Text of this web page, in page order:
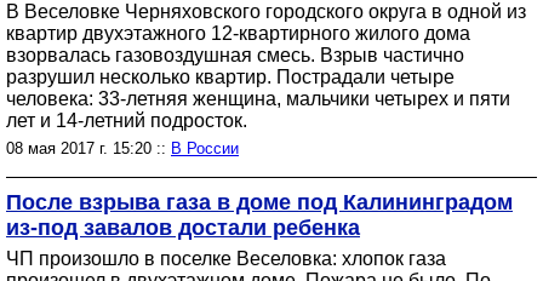
В Веселовке Черняховского городского округа в одной из
квартир двухэтажного 12-квартирного жилого дома
взорвалась газовоздушная смесь. Взрыв частично
разрушил несколько квартир. Пострадали четыре
человека: 33-летняя женщина, мальчики четырех и пяти
лет и 14-летний подросток.
08 мая 2017 г. 15:20 :: В России
После взрыва газа в доме под Калининградом
из-под завалов достали ребенка
ЧП произошло в поселке Веселовка: хлопок газа